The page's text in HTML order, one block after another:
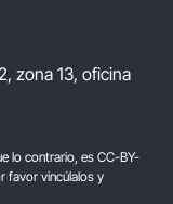
zona 13, oficina
lo contrario, es CC-BY-
favor vincúlalos y